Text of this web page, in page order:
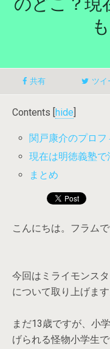
共有 ツイ
Contents [hide]
関戸康介のプロフ
現在は明徳義塾で
まとめ
こんにちは。フラムで
今回はミライモンス
について取り上げます
まだ13歳ですが、小
げられる怪物小学生で